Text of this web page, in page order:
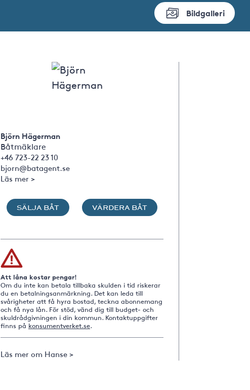
Bildgalleri
Björn Hägerman
Båtmäklare
+46 723-22 23 10
bjorn@batagent.se
Läs mer >
SÄLJA BÅT VÄRDERA BÅT
Att låna kostar pengar!
Om du inte kan betala tillbaka skulden i tid riskerar
du en betalningsanmärkning. Det kan leda till
svårigheter att få hyra bostad, teckna abonnemang
och få nya lån. För stöd, vänd dig till budget- och
skuldrådgivningen i din kommun. Kontaktuppgifter
finns på konsumentverket.se.
Läs mer om Hanse >